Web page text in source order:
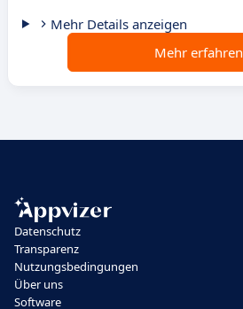
Mehr Details anzeigen
Mehr erfahren
Datenschutz
Transparenz
Nutzungsbedingungen
Über uns
Software